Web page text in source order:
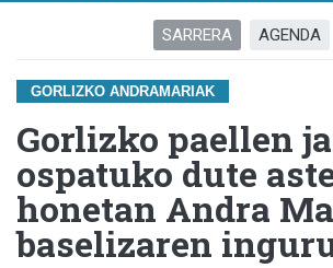
SARRERA AGENDA
GORLIZKO ANDRAMARIAK
Gorlizko paellen
ospatuko dute
honetan Andra
baselizaren